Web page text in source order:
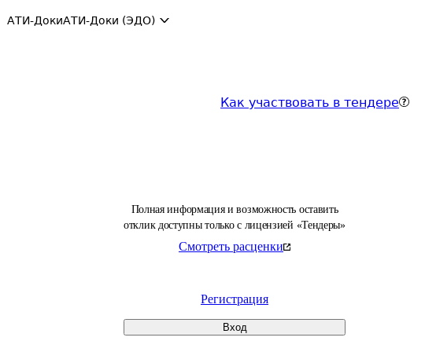
АТИ-ДокиАТИ-Доки (ЭДО)
Как участвовать в тендере
Полная информация и возможность оставить
отклик доступны только с лицензией «Тендеры»
Смотреть расценки
Регистрация
Вход